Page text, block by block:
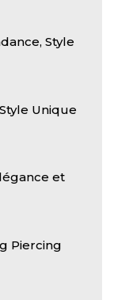
Style
Unique
et
Piercing